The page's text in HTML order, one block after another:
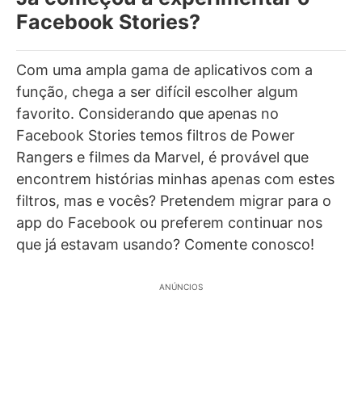
Facebook Stories?
Com uma ampla gama de aplicativos com a
função, chega a ser difícil escolher algum
favorito. Considerando que apenas no
Facebook Stories temos filtros de Power
Rangers e filmes da Marvel, é provável que
encontrem histórias minhas apenas com estes
filtros, mas e vocês? Pretendem migrar para o
app do Facebook ou preferem continuar nos
que já estavam usando? Comente conosco!
ANÚNCIOS